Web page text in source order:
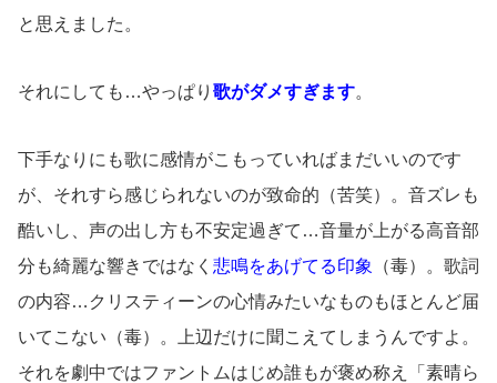
と思えました。
それにしても…やっぱり 歌がダメすぎます。
下手なりにも歌に感情がこもっていればまだいいのです
が、それすら感じられないのが致命的（苦笑）。音ズレも
酷いし、声の出し方も不安定過ぎて…音量が上がる高音部
分も綺麗な響きではなく 悲鳴をあげてる印象
（毒）。歌詞
の内容…クリスティーンの心情みたいなものもほとんど届
いてこない（毒）。上辺だけに聞こえてしまうんですよ。
それを劇中ではファントムはじめ誰もが褒め称え「素晴ら